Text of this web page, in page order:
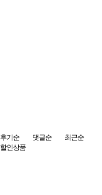
후기순 댓글순
최근순
할인상품